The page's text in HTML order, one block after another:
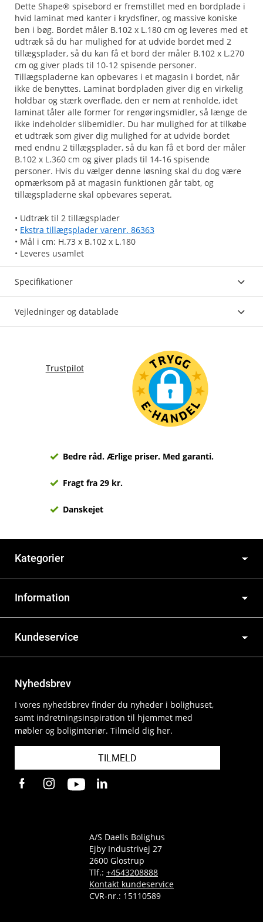
Dette Shape® spisebord er fremstillet med en bordplade i
hvid laminat med kanter i krydsfiner, og massive koniske
ben i bøg. Bordet måler B.102 x L.180 cm og leveres med et
udtræk så du har mulighed for at udvide bordet med 2
tillægsplader, så du kan få et bord der måler B.102 x L.270
cm og giver plads til 10-12 spisende personer.
Tillægspladerne kan opbevares i et magasin i bordet, når
ikke de benyttes. Laminat bordpladen giver dig en virkelig
holdbar og stærk overflade, den er nem at renholde, idet
laminat tåler alle former for rengøringsmidler, så længe de
ikke indeholder slibemidler. Du har mulighed for at tilkøbe
et udtræk som giver dig mulighed for at udvide bordet
med endnu 2 tillægsplader, så du kan få et bord der måler
B.102 x L.360 cm og giver plads til 14-16 spisende
personer. Hvis du vælger denne løsning skal du dog være
opmærksom på at magasin funktionen går tabt, og
tillægspladerne skal opbevares seperat.
• Udtræk til 2 tillægsplader
• Ekstra tillægsplader varenr. 86363
• Mål i cm: H.73 x B.102 x L.180
• Leveres usamlet
Specifikationer
Vejledninger og datablade
Trustpilot
Bedre råd. Ærlige priser. Med garanti.
Fragt fra 29 kr.
Danskejet
Kategorier
Information
Kundeservice
Nyhedsbrev
I vores nyhedsbrev finder du nyheder i bolighuset,
samt indretningsinspiration til hjemmet med
møbler og boliginteriør. Tilmeld dig her.
TILMELD
A/S Daells Bolighus
Ejby Industrivej 27
2600 Glostrup
Tlf.: +4543208888
Kontakt kundeservice
CVR-nr.: 15110589